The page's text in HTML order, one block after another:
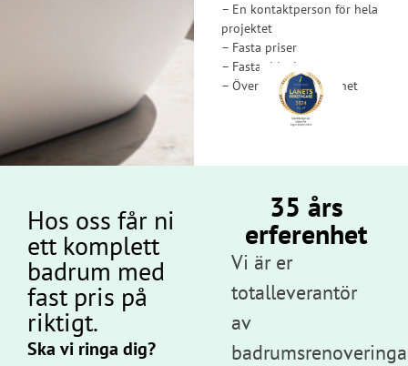
– En kontaktperson för hela
projektet
– Fasta priser
– Fasta tidsplaner
– Över 35 års erfarenhet
Hos oss får ni
ett komplett
badrum med
fast pris på
riktigt.
Ska vi ringa dig?
35 års
erferenhet
Vi är er
totalleverantör
av